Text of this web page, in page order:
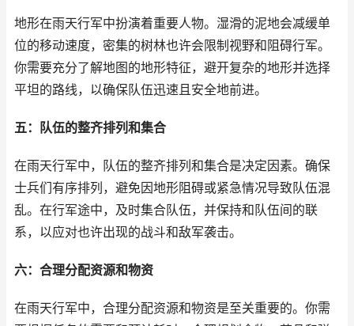
地形在雨天行军中扮演着重要人物。湿滑的泥地会减缓单
位的移动速度，密集的树林也许会限制视野和阻碍行军。
你需要充分了解地图的地形特征，避开复杂的地形并选择
平坦的路线，以确保队伍迅速且安全地前进。
五：队伍的整齐排列和集合
在雨天行军中，队伍的整齐排列和集合是决定因素。确保
士兵们有序排列，避免因地形阻碍或紧急情况导致队伍混
乱。在行军途中，及时集合队伍，并保持和队伍间的联
系，以应对也许出现的战斗和敌军袭击。
六：合理分配资源和物资
在雨天行军中，合理分配资源和物资是至关重要的。你需